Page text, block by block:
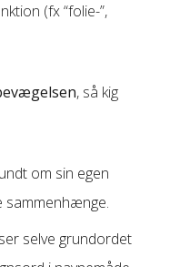
(fx “folie-”,
, så kig
om sin egen
sammenhænge.
selve grundordet